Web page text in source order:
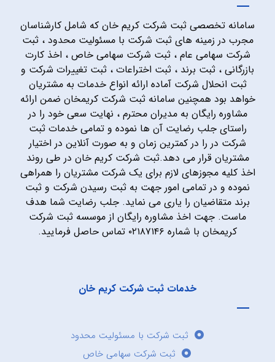
سامانه تخصصی ثبت شرکت کریم خان که شامل کارشناسان
مجرب در زمینه های ثبت شرکت با مسئولیت محدود ، ثبت
شرکت سهامی عام ، ثبت شرکت سهامی خاص ، اخذ کارت
بازرگانی ، ثبت برند ، ثبت اختراعات ، ثبت تغییرات شرکت و
ثبت انحلال شرکت آماده ارائه انواع خدمات به مشتریان
خواهد بود همچنین سامانه ثبت شرکت کریمخان ضمن ارائه
مشاوره رایگان به مدیران محترم ، نهایت سعی خود را در
راستای جلب رضایت آن ها نموده و تمامی خدمات ثبت
شرکت در را در کمترین زمان و به صورت آنلاین در اختیار
مشتریان قرار می دهد.ثبت شرکت کریم خان در طی روند
اخذ کلیه مجوزهای لازم برای یک شرکت مشتریان را همراهی
نموده و در تمامی امور جهت به ثبت رسیدن شرکت و ثبت
برند متقاضیان را یاری می نماید. جلب رضایت شما هدف
ماست. جهت اخذ مشاوره رایگان از موسسه ثبت شرکت
کریمخان با شماره ۰۲۱۸۷۱۴۶ تماس حاصل فرمایید.
خدمات ثبت شرکت کریم خان
ثبت شرکت با مسئولیت محدود
ثبت شرکت سهامی خاص